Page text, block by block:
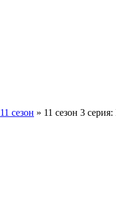
11 сезон » 11 сезон 3